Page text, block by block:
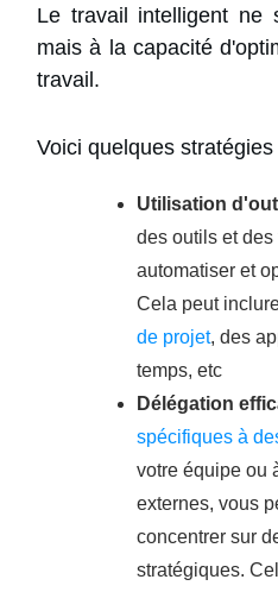
Le travail intelligent ne
mais à la capacité
travail.
Voici quelques stratégies
Utilisation
des outils et
automatiser et
Cela peut
de projet, des
temps, etc
Délégation
spécifiques à
votre équipe ou
externes, vous
concentrer sur
stratégiques.